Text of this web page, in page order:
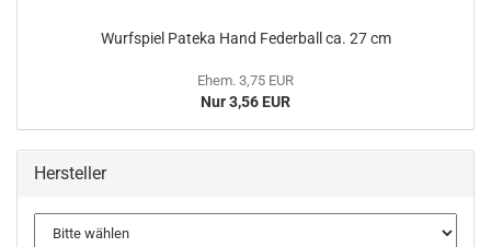
Wurf­spiel Pa­teka Hand Fe­der­ball ca. 27 cm
Ehem. 3,75 EUR
Nur 3,56 EUR
Hersteller